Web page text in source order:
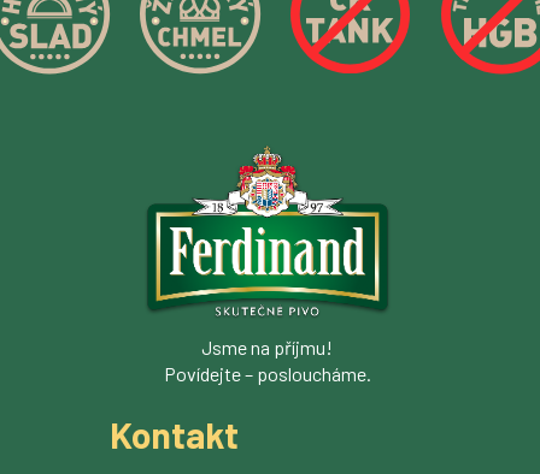
Jsme na příjmu!
Povídejte – posloucháme.
Kontakt